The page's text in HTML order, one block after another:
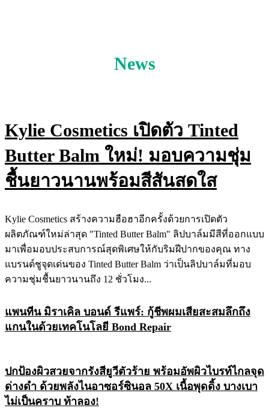
News
Kylie Cosmetics เปิดตัว Tinted
Butter Balm ใหม่! มอบความชุ่ม
ชื้นยาวนานพร้อมสีสันสดใส
Kylie Cosmetics สร้างความฮือฮาอีกครั้งด้วยการเปิดตัว
ผลิตภัณฑ์ใหม่ล่าสุด "Tinted Butter Balm" ลิปบาล์มมีสีที่ออกแบบ
มาเพื่อมอบประสบการณ์สุดพิเศษให้กับริมฝีปากของคุณ ทาง
แบรนด์ชูจุดเด่นของ Tinted Butter Balm ว่าเป็นลิปบาล์มที่มอบ
ความชุ่มชื้นยาวนานถึง 12 ชั่วโมง...
แพนทีน มิราเคิล บอนด์ รีแพร์: กู้ชีพผมเสียสะสมลึกถึง
แกนในด้วยเทคโนโลยี Bond Repair
ปกป้องผิวสวยจากรังสียูวีตัวร้าย พร้อมอัพผิวไบรท์ไกลจุด
ด่างดำ ด้วยพลังไนอาซอร์ซินอล 50X เนื้อพุดดิ้ง บางเบา
ไม่เป็นคราบ ท้าลอง!